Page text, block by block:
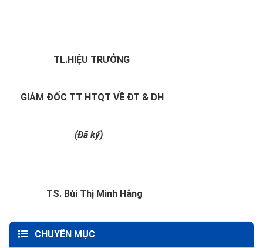
TL.HIỆU TRƯỞNG
GIÁM ĐỐC TT HTQT VỀ ĐT & DH
(Đã ký)
TS. Bùi Thị Minh Hằng
CHUYÊN MỤC